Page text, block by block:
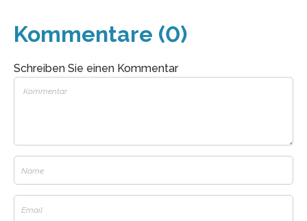
Kommentare (0)
Schreiben Sie einen Kommentar